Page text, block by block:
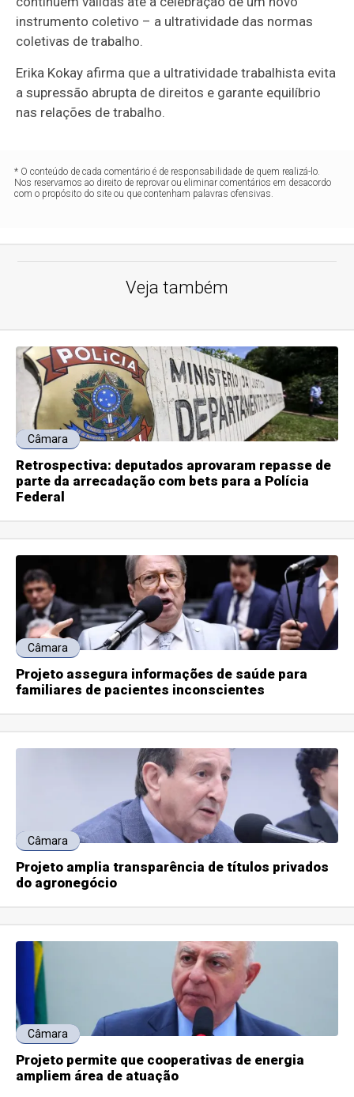
instrumento coletivo – a ultratividade das normas
coletivas de trabalho.
Erika Kokay afirma que a ultratividade trabalhista evita
a supressão abrupta de direitos e garante equilíbrio
nas relações de trabalho.
* O conteúdo de cada comentário é de responsabilidade de quem realizá-lo.
Nos reservamos ao direito de reprovar ou eliminar comentários em desacordo
com o propósito do site ou que contenham palavras ofensivas.
Veja também
Câmara
Retrospectiva: deputados aprovaram repasse de
parte da arrecadação com bets para a Polícia
Federal
Câmara
Projeto assegura informações de saúde para
familiares de pacientes inconscientes
Câmara
Projeto amplia transparência de títulos privados
do agronegócio
Câmara
Projeto permite que cooperativas de energia
ampliem área de atuação